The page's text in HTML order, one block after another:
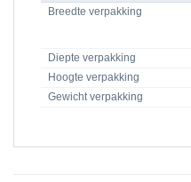
Breedte verpakking
Diepte verpakking
Hoogte verpakking
Gewicht verpakking